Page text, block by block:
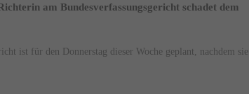
am Bundesverfassungsgericht schadet dem
ist für den Donnerstag dieser Woche geplant, nachdem sie